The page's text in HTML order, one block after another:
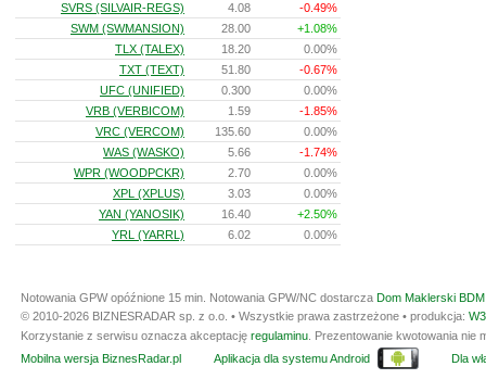
SVRS (SILVAIR-REGS)
4.08
-0.49%
SWM (SWMANSION)
28.00
+1.08%
TLX (TALEX)
18.20
0.00%
TXT (TEXT)
51.80
-0.67%
UFC (UNIFIED)
0.300
0.00%
VRB (VERBICOM)
1.59
-1.85%
VRC (VERCOM)
135.60
0.00%
WAS (WASKO)
5.66
-1.74%
WPR (WOODPCKR)
2.70
0.00%
XPL (XPLUS)
3.03
0.00%
YAN (YANOSIK)
16.40
+2.50%
YRL (YARRL)
6.02 0.00%
Notowania GPW opóźnione 15 min. Notowania GPW/NC dostarcza Dom Maklerski
© 2010-2026 BIZNESRADAR sp. z o.o. • Wszystkie prawa zastrzeżone • produkcja:
Korzystanie z serwisu oznacza akceptację regulaminu . Prezentowanie kwotowania
Mobilna wersja BiznesRadar.pl
Aplikacja dla systemu Android Dla